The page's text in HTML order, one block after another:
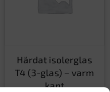
Härdat isolerglas
T4 (3-glas) – varm
kant